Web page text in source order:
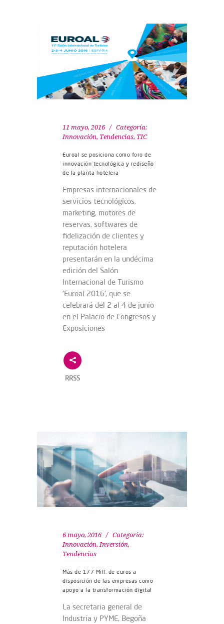
11 mayo, 2016
Categoría:
Innovación, Tendencias, TIC
Euroal se posiciona como foro de
innovación tecnológica y rediseño
de la planta hotelera
Empresas internacionales de
servicios tecnológicos,
marketing, motores de
reservas, softwares de
fidelización de clientes y
reputación hotelera
presentarán en la undécima
edición del Salón
Internacional de Turismo
'Euroal 2016', que se
celebrará del 2 al 4 de junio
en el Palacio de Congresos y
Exposiciones
RRSS
6 mayo, 2016
Categoría:
Innovación,Inversión,
Tendencias
Más de 177 Mill. de euros a
disposición de las empresas como
apoyo a la transformación digital
La secretaria general de
Industria y PYME, Begoña